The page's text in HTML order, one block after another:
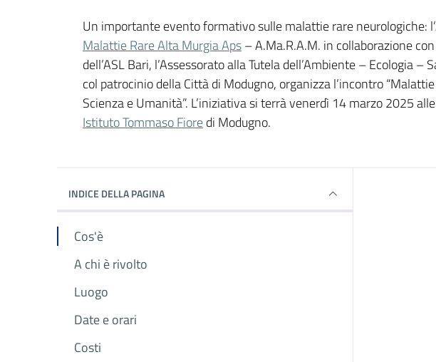
Un importante evento formativo sulle malattie rare neurologiche:
Malattie Rare Alta Murgia Aps– A.Ma.R.A.M. in collaborazione
dell’ASL Bari, l’Assessorato alla Tutela dell’Ambiente – Ecologia –
col patrocinio della Città di Modugno, organizza l’incontro
Scienza e Umanità”. L’iniziativa si terrà venerdì 14 marzo 2025
Istituto Tommaso Fioredi Modugno.
INDICE DELLA PAGINA
Cos'è
A chi è rivolto
Luogo
Date e orari
Costi